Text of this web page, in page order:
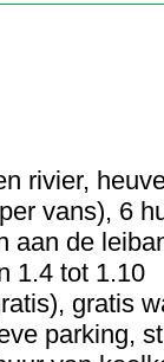
rivier,
vans), 6
aan de
1.4 tot 1.10
gratis
parking,